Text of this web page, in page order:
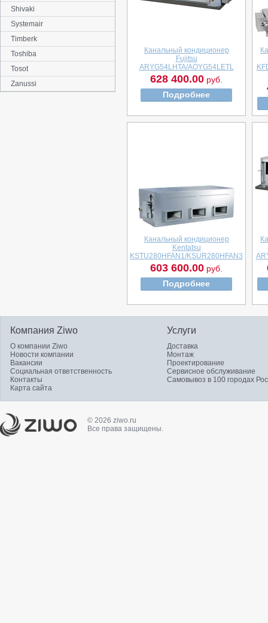
Канальный кондиционер
Fujitsu
ARYG54LHTA/AOYG54LETL
628 400.00 руб.
Подробнее
Канальный кондиционер
Kentatsu
KSTU280HFAN1/KSUR280HFAN3
603 600.00 руб.
Подробнее
Shivaki
Systemair
Timberk
Toshiba
Tosot
Zanussi
Компания Ziwo
О компании Ziwo
Новости компании
Вакансии
Социальная ответственность
Контакты
Карта сайта
Услуги
Доставка
Монтаж
Проектирование
Сервисное обслуживание
Самовывоз в 100 городах
© 2026 ziwo.ru
Все права защищены.